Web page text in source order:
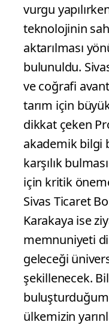
vurgu
teknolojinin
aktarılması
bulunuldu.
ve coğrafi
tarım için
dikkat çeken
akademik bilgi
karşılık
için kritik
Sivas Ticaret
Karakaya ise
memnuniyeti
geleceği
şekillenecek.
ülkemizin